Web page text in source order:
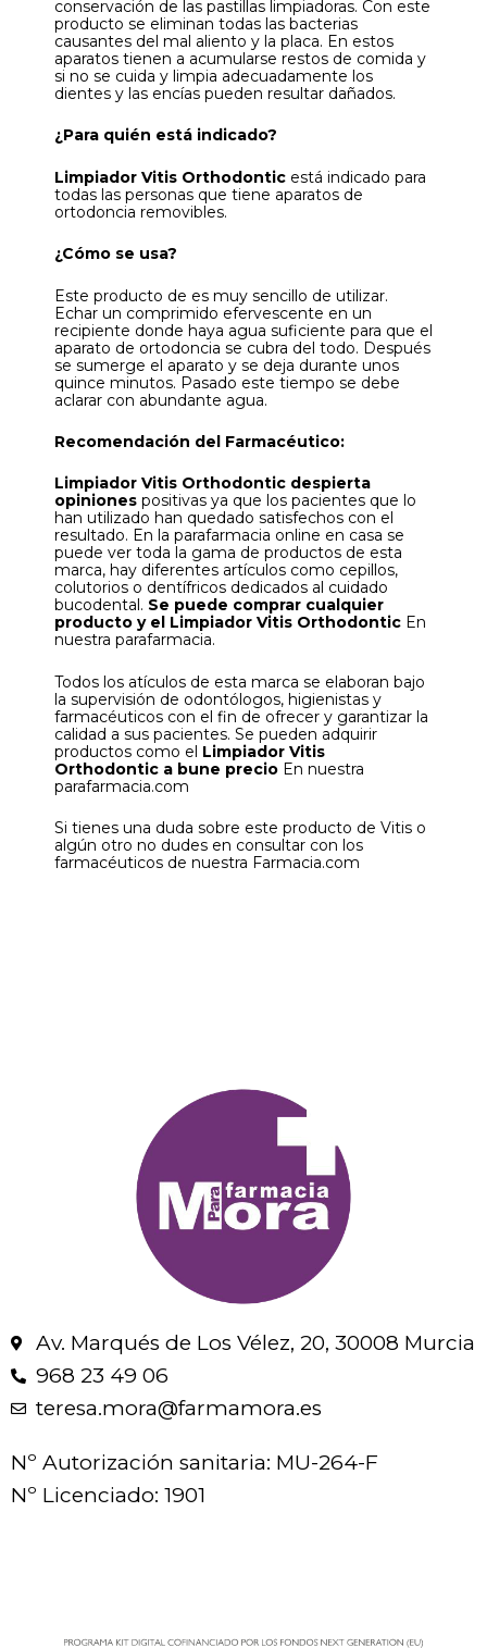
conservación de las pastillas limpiadoras. Con este
producto se eliminan todas las bacterias
causantes del mal aliento y la placa. En estos
aparatos tienen a acumularse restos de comida y
si no se cuida y limpia adecuadamente los
dientes y las encías pueden resultar dañados.
¿Para quién está indicado?
Limpiador Vitis Orthodontic está indicado para
todas las personas que tiene aparatos de
ortodoncia removibles.
¿Cómo se usa?
Este producto de es muy sencillo de utilizar.
Echar un comprimido efervescente en un
recipiente donde haya agua suficiente para que el
aparato de ortodoncia se cubra del todo. Después
se sumerge el aparato y se deja durante unos
quince minutos. Pasado este tiempo se debe
aclarar con abundante agua.
Recomendación del Farmacéutico:
Limpiador Vitis Orthodontic despierta
opiniones positivas ya que los pacientes que lo
han utilizado han quedado satisfechos con el
resultado. En la parafarmacia online en casa se
puede ver toda la gama de productos de esta
marca, hay diferentes artículos como cepillos,
colutorios o dentífricos dedicados al cuidado
bucodental. Se puede comprar cualquier
producto y el Limpiador Vitis Orthodontic En
nuestra parafarmacia.
Todos los atículos de esta marca se elaboran bajo
la supervisión de odontólogos, higienistas y
farmacéuticos con el fin de ofrecer y garantizar la
calidad a sus pacientes. Se pueden adquirir
productos como el Limpiador Vitis
Orthodontic a bune precio En nuestra
parafarmacia.com
Si tienes una duda sobre este producto de Vitis o
algún otro no dudes en consultar con los
farmacéuticos de nuestra Farmacia.com
Av. Marqués de Los Vélez, 20, 30008 Murcia
968 23 49 06
teresa.mora@farmamora.es
Nº Autorización sanitaria: MU-264-F
Nº Licenciado: 1901